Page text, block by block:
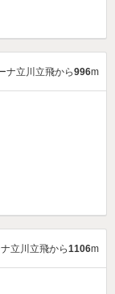
ナ立川立飛から996m
立川立飛から1106m